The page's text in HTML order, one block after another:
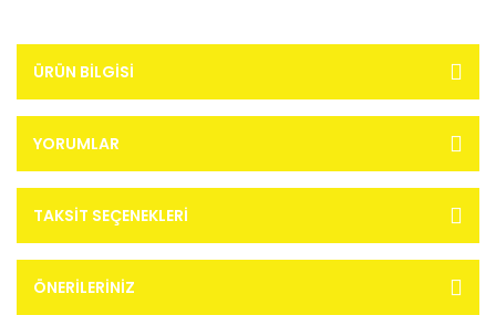
ÜRÜN BILGISI
YORUMLAR
TAKSIT SEÇENEKLERI
ÖNERILERINIZ